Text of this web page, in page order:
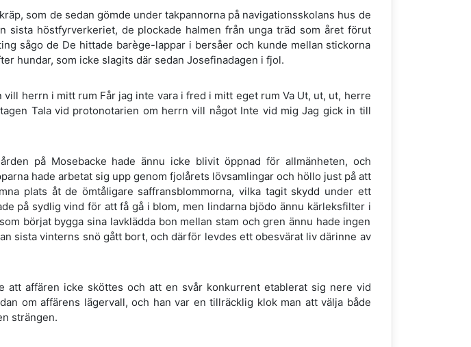
som de sedan gömde under takpannorna på navigationsskolans hus de
sista höstfyrverkeriet, de plockade halmen från unga träd som året förut
sågo de De hittade barège-lappar i bersåer och kunde mellan stickorna
hundar, som icke slagits där sedan Josefinadagen i fjol.
herrn i mitt rum Får jag inte vara i fred i mitt eget rum Va Ut, ut, ut, herre
Tala vid protonotarien om herrn vill något Inte vid mig Jag gick in till
på Mosebacke hade ännu icke blivit öppnad för allmänheten, och
hade arbetat sig upp genom fjolårets lövsamlingar och höllo just på att
plats åt de ömtåligare saffransblommorna, vilka tagit skydd under ett
på sydlig vind för att få gå i blom, men lindarna bjödo ännu kärleksfilter i
börjat bygga sina lavklädda bon mellan stam och gren ännu hade ingen
sista vinterns snö gått bort, och därför levdes ett obesvärat liv därinne av
att affären icke sköttes och att en svår konkurrent etablerat sig nere vid
om affärens lägervall, och han var en tillräcklig klok man att välja både
strängen.